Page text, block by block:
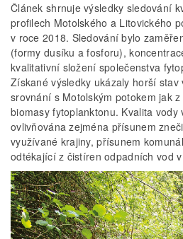
Článek shrnuje výsledky sledování
profilech Motolského a Litovického
v roce 2018. Sledování bylo
(formy dusíku a fosforu),
kvalitativní složení společenstva
Získané výsledky ukázaly horší stav
srovnání s Motolským potokem jak
biomasy fytoplanktonu. Kvalita vody
ovlivňována zejména přísunem
využívané krajiny, přísunem
odtékající z čistíren odpadních vod